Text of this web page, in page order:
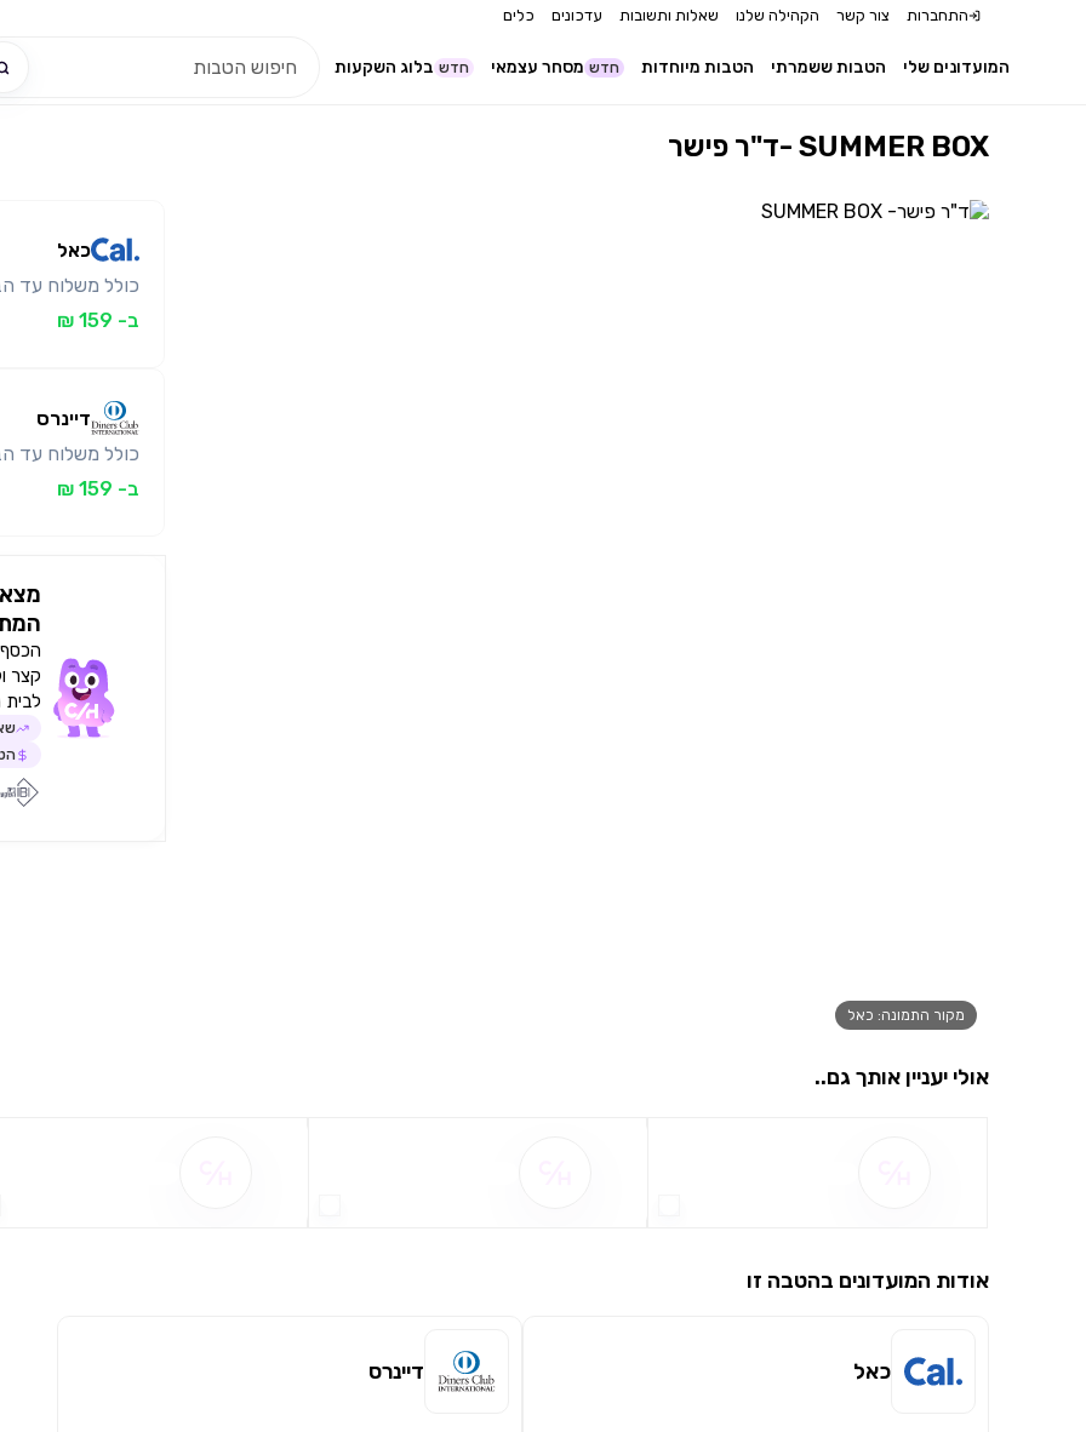
התחברות צור קשר הקהילה שלנו שאלות ותשובות עדכונים כלים
בלוג השקעות חדש מסחר עצמאי חדש הטבות מיוחדות הטבות ששמרתי המועדונים שלי
ד"ר פישר- SUMMER BOX
מקור התמונה: כאל
כאל
כולל משלוח עד
ב- 159 ₪
דיינרס
כולל משלוח עד
ב- 159 ₪
הכסף
קצר
אולי יעניין אותך גם..
אודות המועדונים בהטבה זו
כאל דיינרס